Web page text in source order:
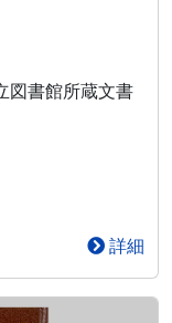
図書館所蔵文書
詳細